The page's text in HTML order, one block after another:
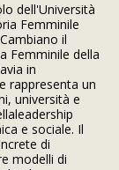
dell'Università
Femminile
il
Femminile della
in
rappresenta un
università e
e sociale. Il
di
modelli di